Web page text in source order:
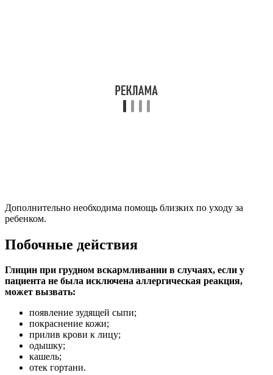
Дополнительно необходима помощь близких по уходу за
ребенком.
Побочные действия
Глицин при грудном вскармливании в случаях, если у
пациента не была исключена аллергическая реакция,
может вызвать:
появление зудящей сыпи;
покраснение кожи;
прилив крови к лицу;
одышку;
кашель;
отек гортани.